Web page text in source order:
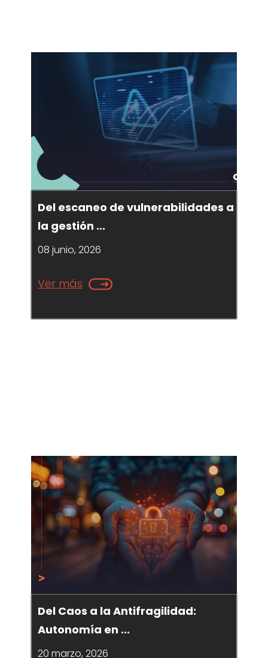
Del escaneo de vulnerabilidades a
la gestión ...
08 junio, 2026
Ver más
Del Caos a la Antifragilidad:
Autonomía en ...
20 marzo, 2026